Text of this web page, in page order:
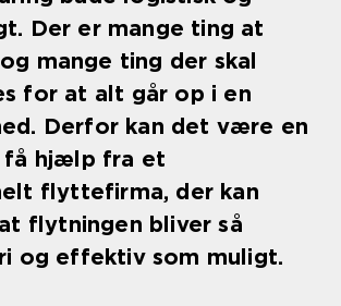
Der er mange ting at
mange ting der skal
for at alt går op i en
Derfor kan det være en
få hjælp fra et
flyttefirma, der kan
flytningen bliver så
og effektiv som muligt.